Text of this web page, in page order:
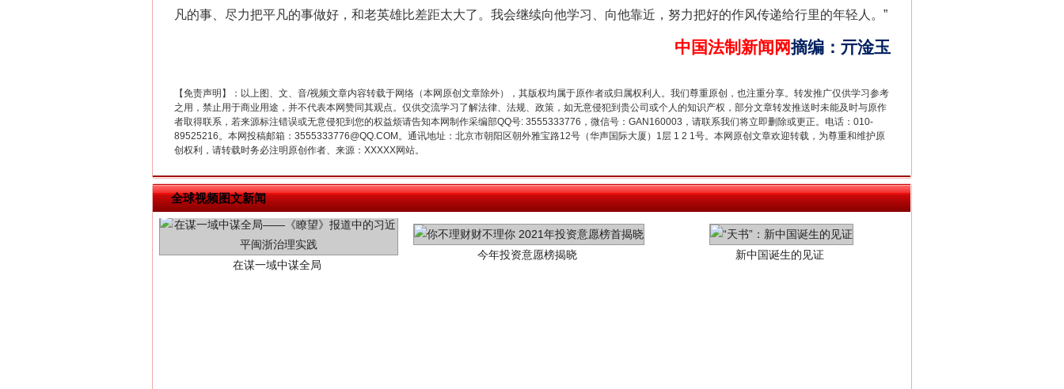
凡的事、尽力把平凡的事做好，和老英雄比差距太大了。我会继续向他学习、向他靠近，努力把好的作风传递给行里的年轻人。”
中国法制新闻网摘编 ： 亓淦玉
【免责声明】：以上图、文、音/视频文章内容转载于网络（本网原创文章除外），其版权均属于原作者或归属权利人。我们尊重原创，也注重分享。转发推广仅供学习参考
之用，禁止用于商业用途，并不代表本网赞同其观点。仅供交流学习了解法律、法规、政策，如无意侵犯到贵公司或个人的知识产权，部分文章转发推送时未能及时与原作
者取得联系，若来源标注错误或无意侵犯到您的权益烦请告知本网制作采编部QQ号: 3555333776，微信号：GAN160003，请联系我们将立即删除或更正。电话：010-
89525216。本网投稿邮箱：3555333776@QQ.COM。通讯地址：北京市朝阳区朝外雅宝路12号（华声国际大厦）1层 1 2 1号。本网原创文章欢迎转载，为尊重和维护原
创权利，请转载时务必注明原创作者、来源：XXXXX网站。
全球视频图文新闻
在谋一域中谋全局
今年投资意愿榜揭晓 新中国诞生的见证